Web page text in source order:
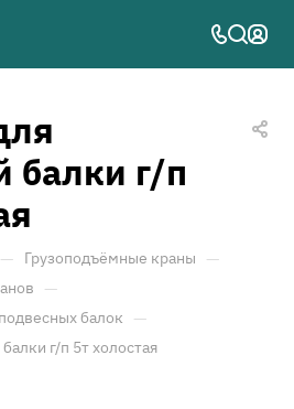
балки г/п
— Грузоподъёмные краны —
—
балок —
г/п 5т холостая